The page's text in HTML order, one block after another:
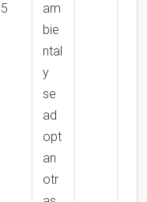
5
am
bie
ntal
y
se
ad
opt
an
otr